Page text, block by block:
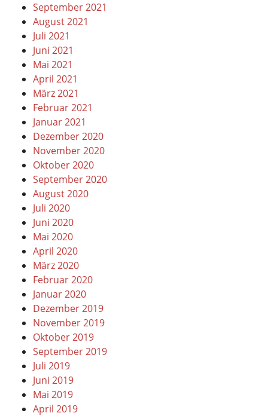
September 2021
August 2021
Juli 2021
Juni 2021
Mai 2021
April 2021
März 2021
Februar 2021
Januar 2021
Dezember 2020
November 2020
Oktober 2020
September 2020
August 2020
Juli 2020
Juni 2020
Mai 2020
April 2020
März 2020
Februar 2020
Januar 2020
Dezember 2019
November 2019
Oktober 2019
September 2019
Juli 2019
Juni 2019
Mai 2019
April 2019